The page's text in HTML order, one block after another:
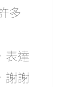
多
表達
謝謝